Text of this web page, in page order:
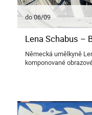
do 06/09
Lena Schabus –
Německá umělkyně
komponované